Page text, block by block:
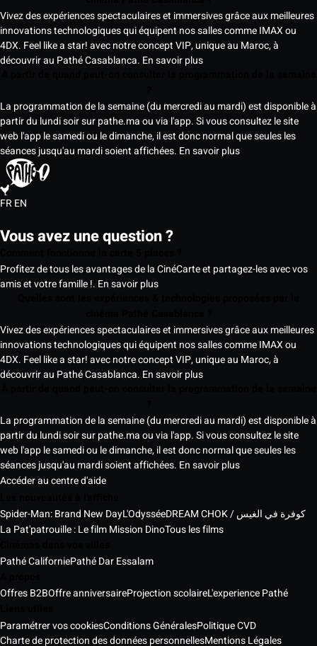
Vivez des expériences spectaculaires et immersives grâce aux meilleures
innovations technologiques qui équipent nos salles comme IMAX ou
4DX. Feel like a star! avec notre concept VIP, unique au Maroc, à
découvrir au Pathé Casablanca. En savoir plus
La programmation de la semaine (du mercredi au mardi) est disponible à
partir du lundi soir sur pathe.ma ou via l'app. Si vous consultez le site
web l'app le samedi ou le dimanche, il est donc normal que seules les
séances jusqu'au mardi soient affichées. En savoir plus
FREN
Vous avez une question ?
Profitez de tous les avantages de la CinéCarte et partagez-les avec vos
amis et votre famille !. En savoir plus
Vivez des expériences spectaculaires et immersives grâce aux meilleures
innovations technologiques qui équipent nos salles comme IMAX ou
4DX. Feel like a star! avec notre concept VIP, unique au Maroc, à
découvrir au Pathé Casablanca. En savoir plus
La programmation de la semaine (du mercredi au mardi) est disponible à
partir du lundi soir sur pathe.ma ou via l'app. Si vous consultez le site
web l'app le samedi ou le dimanche, il est donc normal que seules les
séances jusqu'au mardi soient affichées. En savoir plus
Accéder au centre d'aide
Spider-Man: Brand New DayL'Odyssée
DREAM CHOK / كوفرة في الغيس
La Pat'patrouille : Le film Mission DinoTous les films
Pathé CaliforniePathé Dar Essalam
Offres B2BOffre anniversaireProjection scolaireL'experience Pathé
Paramétrer vos cookiesConditions GénéralesPolitique CVD
Charte de protection des données personnellesMentions Légales